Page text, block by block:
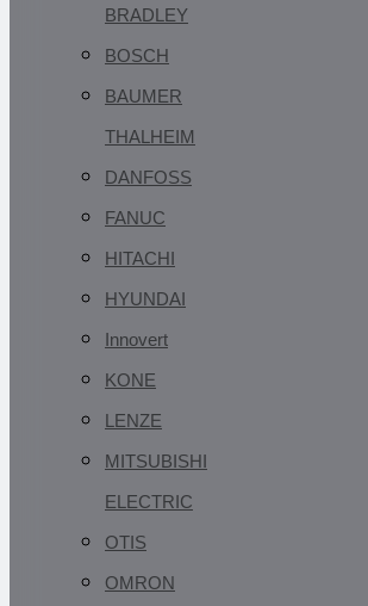
BRADLEY
BOSCH
BAUMER
THALHEIM
DANFOSS
FANUC
HITACHI
HYUNDAI
Innovert
KONE
LENZE
MITSUBISHI
ELECTRIC
OTIS
OMRON